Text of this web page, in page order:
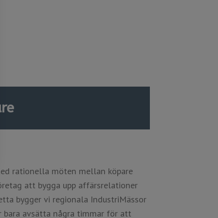
rationella möten mellan köpare
att bygga upp affärsrelationer
bygger vi regionala IndustriMässor
bara avsätta några timmar för att